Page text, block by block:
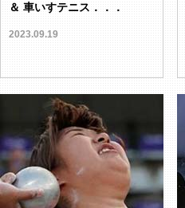
＆ 車いすテニス．．．
2023.09.19